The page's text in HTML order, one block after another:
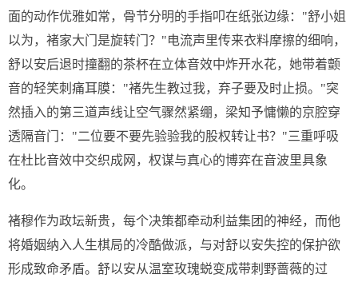
面的动作优雅如常，骨节分明的手指叩在纸张边缘："舒小姐
以为，褚家大门是旋转门？"电流声里传来衣料摩擦的细响，
舒以安后退时撞翻的茶杯在立体音效中炸开水花，她带着颤
音的轻笑刺痛耳膜："褚先生教过我，弃子要及时止损。"突
然插入的第三道声线让空气骤然紧绷，梁知予慵懒的京腔穿
透隔音门："二位要不要先验验我的股权转让书？"三重呼吸
在杜比音效中交织成网，权谋与真心的博弈在音波里具象
化。
褚穆作为政坛新贵，每个决策都牵动利益集团的神经，而他
将婚姻纳入人生棋局的冷酷做派，与对舒以安失控的保护欲
形成致命矛盾。舒以安从温室玫瑰蜕变成带刺野蔷薇的过